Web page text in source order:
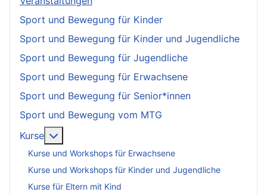
Sport und Bewegung für Kinder
Sport und Bewegung für Kinder und Jugendliche
Sport und Bewegung für Jugendliche
Sport und Bewegung für Erwachsene
Sport und Bewegung für Senior*innen
Sport und Bewegung vom MTG
Kurse
Kurse und Workshops für Erwachsene
Kurse und Workshops für Kinder und Jugendliche
Kurse für Eltern mit Kind